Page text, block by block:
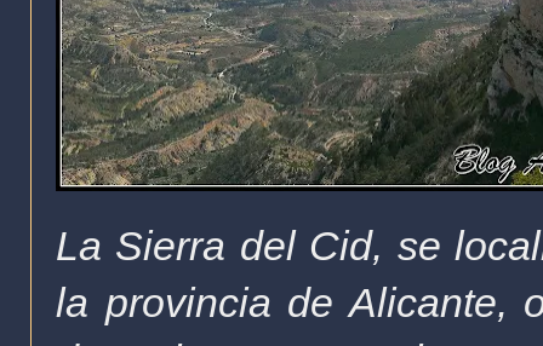
La Sierra del Cid, se
la provincia de Alicante,